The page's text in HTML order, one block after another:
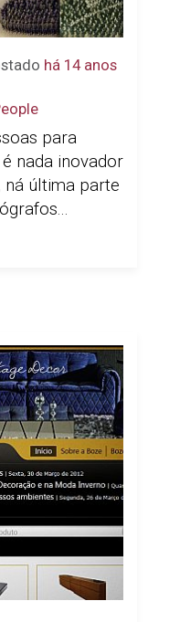
há 14 anos
para
nada inovador
última parte